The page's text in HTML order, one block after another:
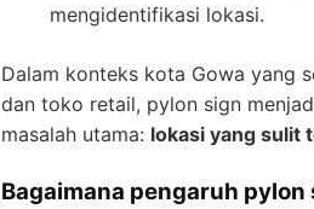
mengidentifikasi lokasi.
Dalam konteks kota Gowa yang
dan toko retail, pylon sign
masalah utama: lokasi yang sulit
Bagaimana pengaruh